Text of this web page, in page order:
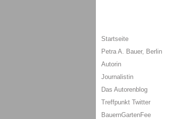
Startseite
Petra A. Bauer, Berlin
Autorin
Journalistin
Das Autorenblog
Treffpunkt Twitter
BauernGartenFee